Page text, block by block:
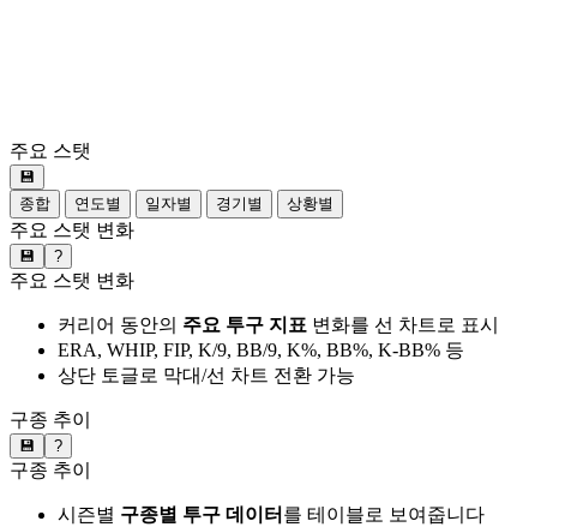
주요 스탯
💾
종합
연도별 일자별 경기별 상황별
주요 스탯 변화
💾 ?
주요 스탯 변화
커리어 동안의 주요 투구 지표 변화를 선 차트로 표시
ERA, WHIP, FIP, K/9, BB/9, K%, BB%, K-BB% 등
상단 토글로 막대/선 차트 전환 가능
구종 추이
💾 ?
구종 추이
시즌별 구종별 투구 데이터 를 테이블로 보여줍니다